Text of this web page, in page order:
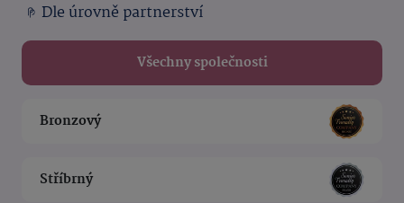
Dle úrovně partnerství
Všechny společnosti
Bronzový
Stříbrný